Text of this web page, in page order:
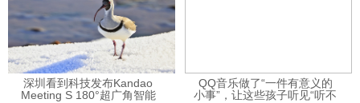
深圳看到科技发布Kandao
Meeting S 180°超广角智能
QQ音乐做了“一件有意义的
小事”，让这些孩子听见“听不